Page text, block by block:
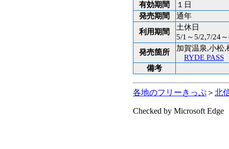
有効期間
１日
発売期間
通年
利用期間
土休日
5/1～5/2,7/24
発売箇所
加賀温泉,小松
RYDE PASS
備考
各地のフリーきっぷ ＞ 北
Checked by Microsoft Edge